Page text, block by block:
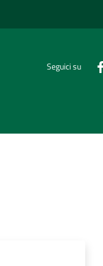
Seguici su